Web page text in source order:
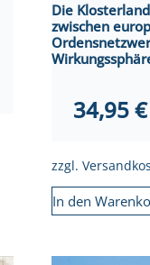
Die
zwischen
34,95€
zzgl.
In den